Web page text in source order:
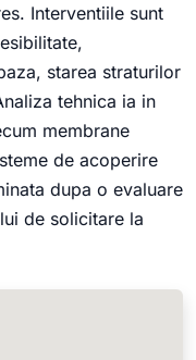
Interventiile sunt
starea straturilor
tehnica ia in
membrane
de acoperire
dupa o evaluare
de solicitare la